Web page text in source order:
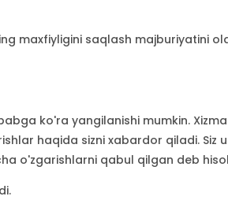
maxfiyligini saqlash majburiyatini
ko'ra yangilanishi mumkin.
haqida sizni xabardor qiladi.
o'zgarishlarni qabul qilgan deb